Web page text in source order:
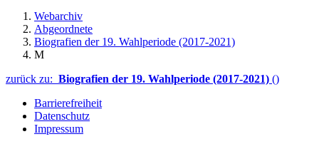
Webarchiv
Abgeordnete
Biografien der 19. Wahlperiode (2017-2021)
M
zurück zu: Biografien der 19. Wahlperiode (2017-2021) ()
Barrierefreiheit
Datenschutz
Impressum